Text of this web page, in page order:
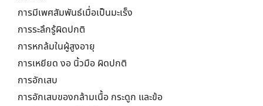
การมีเพศสัมพันธ์เมื่อเป็นมะเร็ง
การระลึกรู้ผิดปกติ
การหกล้มในผู้สูงอายุ
การเหยียด งอ นิ้วมือ ผิดปกติ
การอักเสบ
การอักเสบของกล้ามเนื้อ กระดูก และข้อ